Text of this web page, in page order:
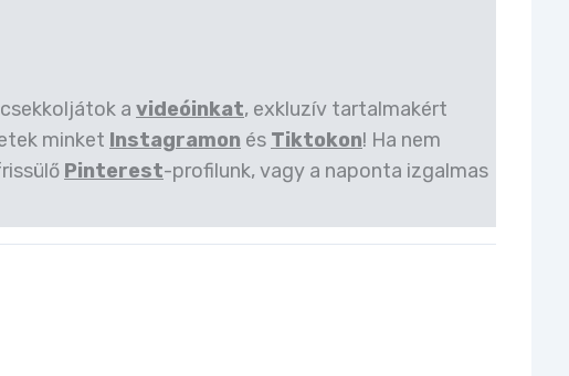
a videóinkat, exkluzív tartalmakért
minket Instagramon és Tiktokon! Ha nem
Pinterest-profilunk, vagy a naponta izgalmas